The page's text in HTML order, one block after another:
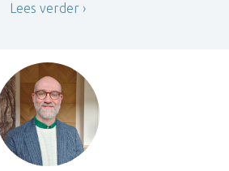
Lees verder